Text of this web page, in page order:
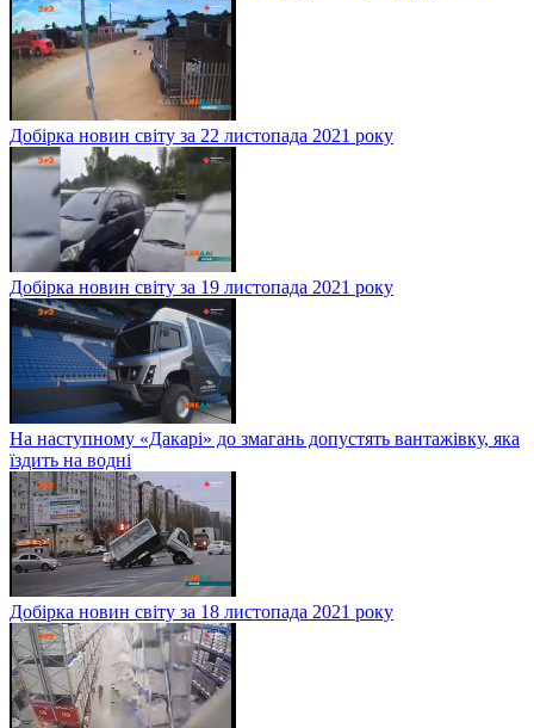
Добірка новин світу за 22 листопада 2021 року
Добірка новин світу за 19 листопада 2021 року
На наступному «Дакарі» до змагань допустять вантажівку, яка
їздить на водні
Добірка новин світу за 18 листопада 2021 року